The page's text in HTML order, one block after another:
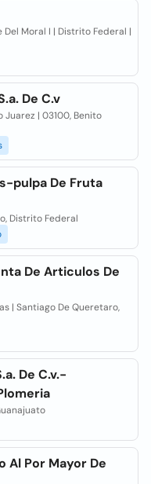
Del Moral I | Distrito Federal |
De C.v
Juarez | 03100, Benito
pulpa De Fruta
Distrito Federal
De Articulos De
| Santiago De Queretaro,
De C.v.-
Por Mayor De